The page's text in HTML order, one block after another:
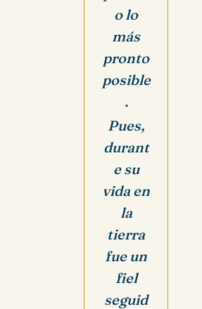
o lo
más
pronto
posible
.
Pues,
durant
e su
vida en
la
tierra
fue un
fiel
seguid